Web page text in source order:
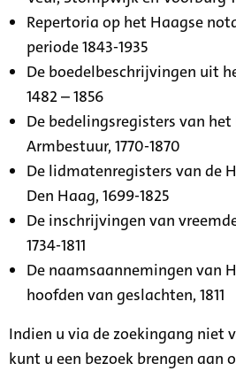
Repertoria op het Haagse
periode 1843-1935
De boedelbeschrijvingen uit
1482 – 1856
De bedelingsregisters van
Armbestuur, 1770-1870
De lidmatenregisters van de
Den Haag, 1699-1825
De inschrijvingen van
1734-1811
De naamsaannemingen van
hoofden van geslachten, 1811
Indien u via de zoekingang niet
kunt u een bezoek brengen aan